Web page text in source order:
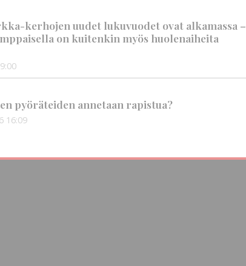
kerhojen uudet lukuvuodet ovat alkamassa –
on kuitenkin myös huolenaiheita
pyöräteiden annetaan rapistua?
16:09